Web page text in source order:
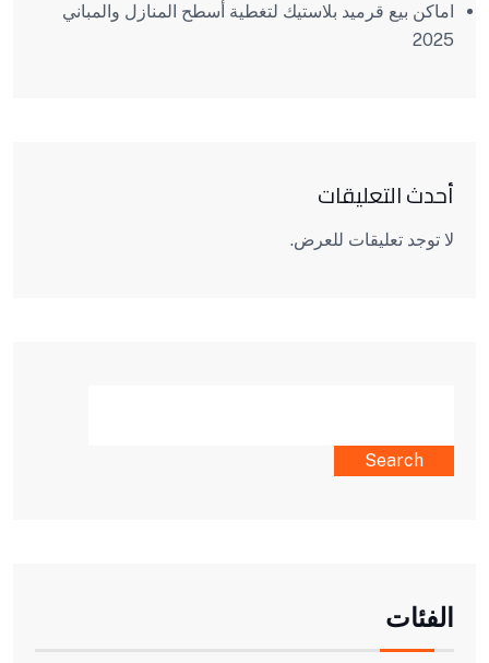
اماكن بيع قرميد بلاستيك لتغطية أسطح المنازل والمباني
2025
أحدث التعليقات
لا توجد تعليقات للعرض.
Search
الفئات